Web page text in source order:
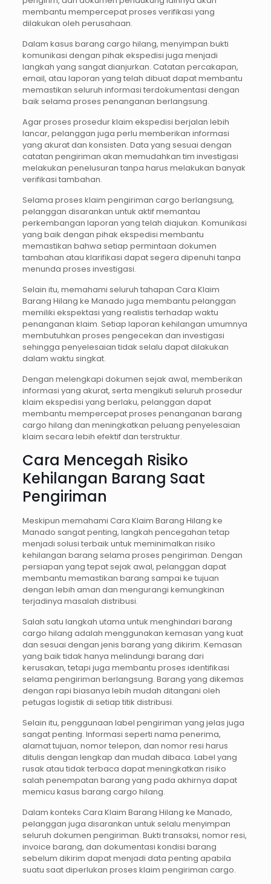
membantu mempercepat proses verifikasi yang
dilakukan oleh perusahaan.
Dalam kasus barang cargo hilang, menyimpan bukti
komunikasi dengan pihak ekspedisi juga menjadi
langkah yang sangat dianjurkan. Catatan percakapan,
email, atau laporan yang telah dibuat dapat membantu
memastikan seluruh informasi terdokumentasi dengan
baik selama proses penanganan berlangsung.
Agar proses prosedur klaim ekspedisi berjalan lebih
lancar, pelanggan juga perlu memberikan informasi
yang akurat dan konsisten. Data yang sesuai dengan
catatan pengiriman akan memudahkan tim investigasi
melakukan penelusuran tanpa harus melakukan banyak
verifikasi tambahan.
Selama proses klaim pengiriman cargo berlangsung,
pelanggan disarankan untuk aktif memantau
perkembangan laporan yang telah diajukan. Komunikasi
yang baik dengan pihak ekspedisi membantu
memastikan bahwa setiap permintaan dokumen
tambahan atau klarifikasi dapat segera dipenuhi tanpa
menunda proses investigasi.
Selain itu, memahami seluruh tahapan Cara Klaim
Barang Hilang ke Manado juga membantu pelanggan
memiliki ekspektasi yang realistis terhadap waktu
penanganan klaim. Setiap laporan kehilangan umumnya
membutuhkan proses pengecekan dan investigasi
sehingga penyelesaian tidak selalu dapat dilakukan
dalam waktu singkat.
Dengan melengkapi dokumen sejak awal, memberikan
informasi yang akurat, serta mengikuti seluruh prosedur
klaim ekspedisi yang berlaku, pelanggan dapat
membantu mempercepat proses penanganan barang
cargo hilang dan meningkatkan peluang penyelesaian
klaim secara lebih efektif dan terstruktur.
Cara Mencegah Risiko
Kehilangan Barang Saat
Pengiriman
Meskipun memahami Cara Klaim Barang Hilang ke
Manado sangat penting, langkah pencegahan tetap
menjadi solusi terbaik untuk meminimalkan risiko
kehilangan barang selama proses pengiriman. Dengan
persiapan yang tepat sejak awal, pelanggan dapat
membantu memastikan barang sampai ke tujuan
dengan lebih aman dan mengurangi kemungkinan
terjadinya masalah distribusi.
Salah satu langkah utama untuk menghindari barang
cargo hilang adalah menggunakan kemasan yang kuat
dan sesuai dengan jenis barang yang dikirim. Kemasan
yang baik tidak hanya melindungi barang dari
kerusakan, tetapi juga membantu proses identifikasi
selama pengiriman berlangsung. Barang yang dikemas
dengan rapi biasanya lebih mudah ditangani oleh
petugas logistik di setiap titik distribusi.
Selain itu, penggunaan label pengiriman yang jelas juga
sangat penting. Informasi seperti nama penerima,
alamat tujuan, nomor telepon, dan nomor resi harus
ditulis dengan lengkap dan mudah dibaca. Label yang
rusak atau tidak terbaca dapat meningkatkan risiko
salah penempatan barang yang pada akhirnya dapat
memicu kasus barang cargo hilang.
Dalam konteks Cara Klaim Barang Hilang ke Manado,
pelanggan juga disarankan untuk selalu menyimpan
seluruh dokumen pengiriman. Bukti transaksi, nomor resi,
invoice barang, dan dokumentasi kondisi barang
sebelum dikirim dapat menjadi data penting apabila
suatu saat diperlukan proses klaim pengiriman cargo.